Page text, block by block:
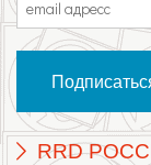
RRD